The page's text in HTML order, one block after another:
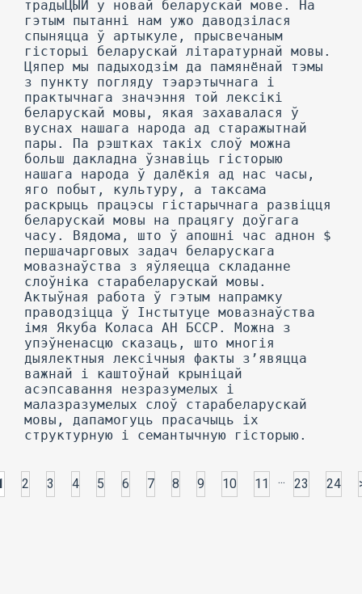
2 3 4 5 6 7 8 9 10 11 ... 23 24